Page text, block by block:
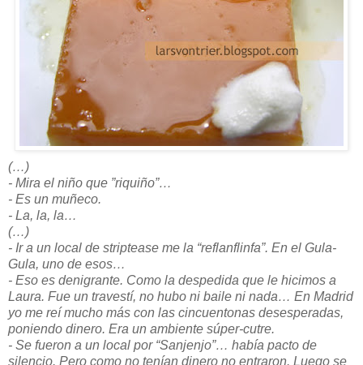
(…)
- Mira el niño que ”riquiño”…
- Es un muñeco.
- La, la, la…
(…)
- Ir a un local de striptease me la “reflanflinfa”. En el Gula-
Gula, uno de esos…
- Eso es denigrante. Como la despedida que le hicimos a
Laura. Fue un travestí, no hubo ni baile ni nada… En Madrid
yo me reí mucho más con las cincuentonas desesperadas,
poniendo dinero. Era un ambiente súper-cutre.
- Se fueron a un local por “Sanjenjo”… había pacto de
silencio. Pero como no tenían dinero no entraron. Luego se